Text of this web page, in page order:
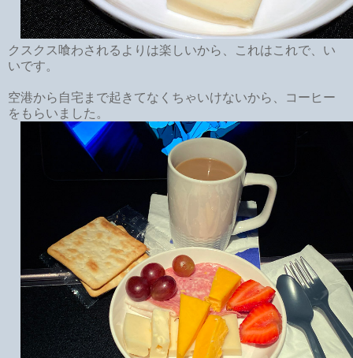
クスクス喰わされるよりは楽しいから、これはこれで、い
いです。
空港から自宅まで起きてなくちゃいけないから、コーヒー
をもらいました。